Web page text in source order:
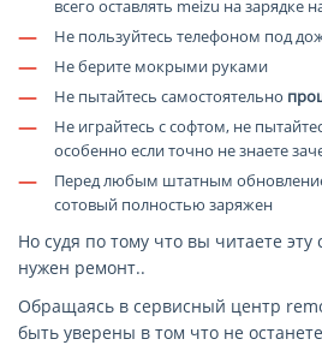
всего оставлять meizu на зарядке
— Не пользуйтесь телефоном под
— Не берите мокрыми руками
— Не пытайтесь самостоятельно
—
Не играйтесь с софтом, не
особенно если точно не знаете
—
Перед любым штатным
сотовый полностью заряжен
Но судя по тому что вы читаете эту
нужен ремонт..
Обращаясь в сервисный центр
быть уверены в том что не